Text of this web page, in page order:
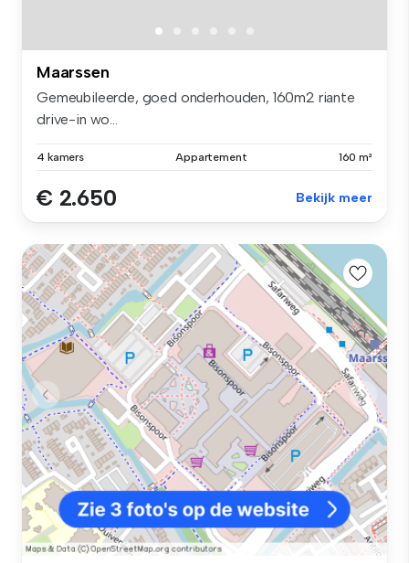
Maarssen
Gemeubileerde, goed onderhouden, 160m2 riante
drive-in wo...
4 kamers Appartement 160 m²
€ 2.650 Bekijk meer